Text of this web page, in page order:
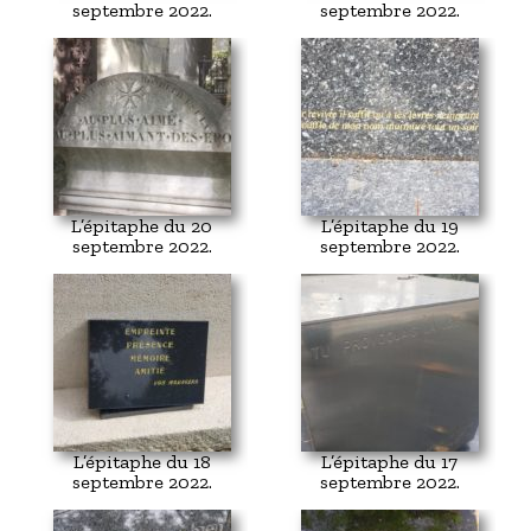
septembre 2022.
septembre 2022.
L’épitaphe du 20
septembre 2022.
L’épitaphe du 19
septembre 2022.
L’épitaphe du 18
septembre 2022.
L’épitaphe du 17
septembre 2022.